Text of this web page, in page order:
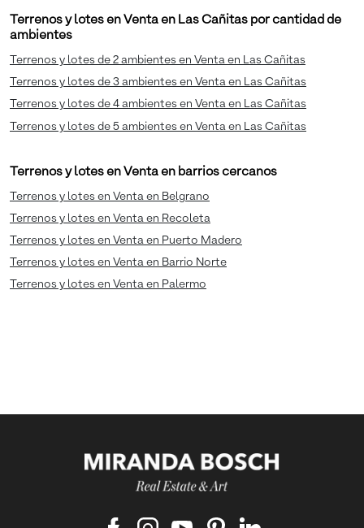
Terrenos y lotes en Venta en Las Cañitas por cantidad de
ambientes
Terrenos y lotes de 2 ambientes en Venta en Las Cañitas
Terrenos y lotes de 3 ambientes en Venta en Las Cañitas
Terrenos y lotes de 4 ambientes en Venta en Las Cañitas
Terrenos y lotes de 5 ambientes en Venta en Las Cañitas
Terrenos y lotes en Venta en barrios cercanos
Terrenos y lotes en Venta en Belgrano
Terrenos y lotes en Venta en Recoleta
Terrenos y lotes en Venta en Puerto Madero
Terrenos y lotes en Venta en Barrio Norte
Terrenos y lotes en Venta en Palermo